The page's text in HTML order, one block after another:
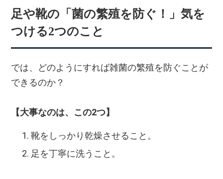
足や靴の「菌の繁殖を防ぐ！」気を
つける2つのこと
では、どのようにすれば雑菌の繁殖を防ぐことが
できるのか？
【大事なのは、この2つ】
靴をしっかり乾燥させること。
足を丁寧に洗うこと。